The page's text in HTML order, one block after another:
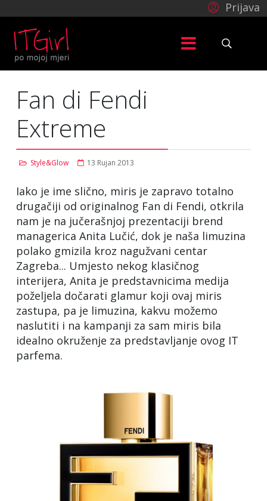
Prijava
Fan di Fendi
Extreme
Style&Glow 13 Rujan 2013
Iako je ime slično, miris je zapravo totalno
drugačiji od originalnog Fan di Fendi, otkrila
nam je na jučerašnjoj prezentaciji brend
managerica Anita Lučić, dok je naša limuzina
polako gmizila kroz nagužvani centar
Zagreba... Umjesto nekog klasičnog
interijera, Anita je predstavnicima medija
poželjela dočarati glamur koji ovaj miris
zastupa, pa je limuzina, kakvu možemo
naslutiti i na kampanji za sam miris bila
idealno okruženje za predstavljanje ovog IT
parfema.